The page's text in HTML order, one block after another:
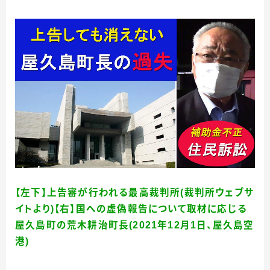
【左下】上告審が行われる最高裁判所(裁判所ウェブサ
イトより)【右】国への虚偽報告について取材に応じる
屋久島町の荒木耕治町長(2021年12月1日、屋久島空
港)